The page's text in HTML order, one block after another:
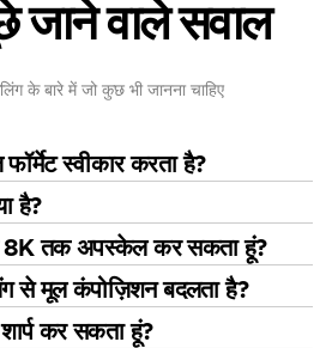
जाने वाले सवाल
के बारे में जो कुछ भी जानना चाहिए
स्वीकार करता है?
है?
8K तक अपस्केल कर सकता हूं?
से मूल कंपोज़िशन बदलता है?
कर सकता हूं?